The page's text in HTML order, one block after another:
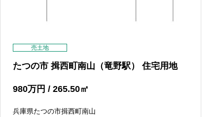
売土地
たつの市 揖西町南山（竜野駅） 住宅用地
980万円 / 265.50㎡
兵庫県たつの市揖西町南山